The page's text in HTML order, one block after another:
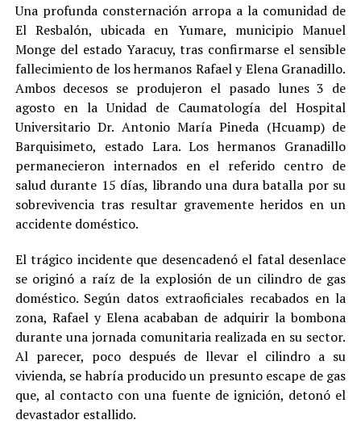
Una profunda consternación arropa a la comunidad de
El Resbalón, ubicada en Yumare, municipio Manuel
Monge del estado Yaracuy, tras confirmarse el sensible
fallecimiento de los hermanos Rafael y Elena Granadillo.
Ambos decesos se produjeron el pasado lunes 3 de
agosto en la Unidad de Caumatología del Hospital
Universitario Dr. Antonio María Pineda (Hcuamp) de
Barquisimeto, estado Lara. Los hermanos Granadillo
permanecieron internados en el referido centro de
salud durante 15 días, librando una dura batalla por su
sobrevivencia tras resultar gravemente heridos en un
accidente doméstico.
El trágico incidente que desencadenó el fatal desenlace
se originó a raíz de la explosión de un cilindro de gas
doméstico. Según datos extraoficiales recabados en la
zona, Rafael y Elena acababan de adquirir la bombona
durante una jornada comunitaria realizada en su sector.
Al parecer, poco después de llevar el cilindro a su
vivienda, se habría producido un presunto escape de gas
que, al contacto con una fuente de ignición, detonó el
devastador estallido.